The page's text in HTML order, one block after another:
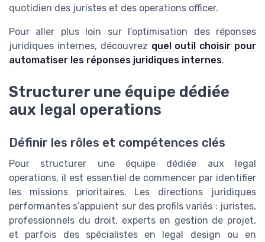
quotidien des juristes et des operations officer.
Pour aller plus loin sur l’optimisation des réponses
juridiques internes, découvrez quel outil choisir pour
automatiser les réponses juridiques internes.
Structurer une équipe dédiée
aux legal operations
Définir les rôles et compétences clés
Pour structurer une équipe dédiée aux legal
operations, il est essentiel de commencer par identifier
les missions prioritaires. Les directions juridiques
performantes s’appuient sur des profils variés : juristes,
professionnels du droit, experts en gestion de projet,
et parfois des spécialistes en legal design ou en